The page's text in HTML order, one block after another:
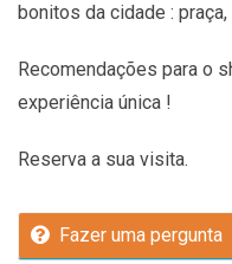
bonitos da cidade :
Recomendações para o
experiência única !
Reserva a sua visita.
Fazer uma pergunta